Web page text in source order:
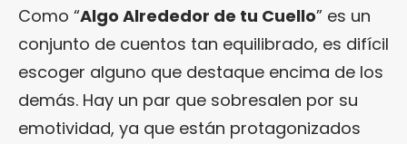
Como “Algo Alrededor de tu Cuello” es un
conjunto de cuentos tan equilibrado, es difícil
escoger alguno que destaque encima de los
demás. Hay un par que sobresalen por su
emotividad, ya que están protagonizados